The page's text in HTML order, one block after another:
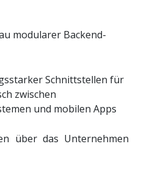
modularer Backend-
Schnittstellen für
zwischen
und mobilen Apps
über das Unternehmen